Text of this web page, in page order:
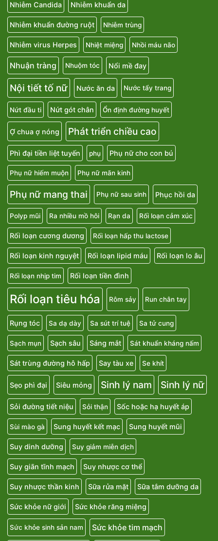
Nhiễm Candida Nhiễm khuẩn da
Nhiễm khuẩn đường ruột Nhiễm trùng
Nhiễm virus Herpes Nhiệt miệng Nhồi máu não
Nhuận tràng Nhuộm tóc Nổi mề đay
Nội tiết tố nữ Nước ăn da Nước tẩy trang
Nứt đầu ti Nứt gót chân Ổn định đường huyết
Ợ chua ợ nóng Phát triển chiều cao
Phì đại tiền liệt tuyến phụ Phụ nữ cho con bú
Phụ nữ hiếm muộn Phụ nữ mãn kinh
Phụ nữ mang thai Phụ nữ sau sinh Phục hồi da
Polyp mũi Ra nhiều mồ hôi Rạn da Rối loạn cảm xúc
Rối loạn cương dương Rối loạn hấp thu lactose
Rối loạn kinh nguyệt Rối loạn lipid máu Rối loạn lo âu
Rối loạn nhịp tim Rối loạn tiền đình
Rối loạn tiêu hóa Rôm sảy Run chân tay
Rụng tóc Sa dạ dày Sa sút trí tuệ Sa tử cung
Sạch mụn Sạch sâu Sáng mắt Sát khuẩn kháng nấm
Sát trùng đường hô hấp Say tàu xe Se khít
Sẹo phì đại Siêu mỏng Sinh lý nam Sinh lý nữ
Sỏi đường tiết niệu Sỏi thận Sốc hoặc hạ huyết áp
Sùi mào gà Sung huyết kết mạc Sung huyết mũi
Suy dinh dưỡng Suy giảm miễn dịch
Suy giãn tĩnh mạch Suy nhược cơ thể
Suy nhược thần kinh Sữa rửa mặt Sữa tắm dưỡng da
Sức khỏe nữ giới Sức khỏe răng miệng
Sức khỏe sinh sản nam Sức khỏe tim mạch